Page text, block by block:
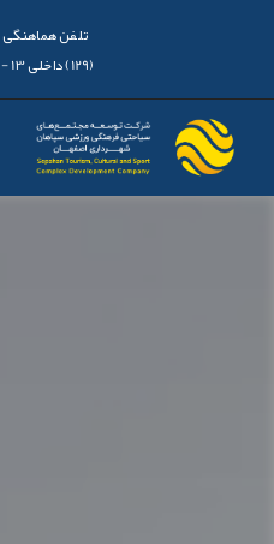
تلفن هماهنگی